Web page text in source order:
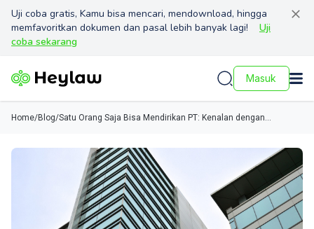
Uji coba gratis, Kamu bisa mencari, mendownload, hingga
memfavoritkan dokumen dan pasal lebih banyak lagi!
Uji
coba sekarang
Masuk
Home/Blog/Satu Orang Saja Bisa Mendirikan PT: Kenalan dengan